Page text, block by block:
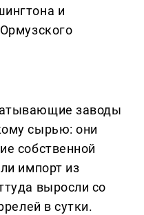
и
заводы
сырью: они
собственной
импорт из
выросли со
в сутки.